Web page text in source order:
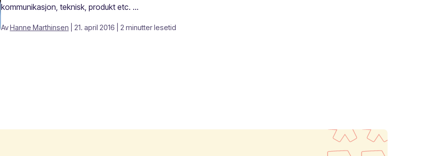
kommunikasjon, teknisk, produkt etc. ...
AvHanne Marthinsen | 21. april 2016 | 2 minutter lesetid